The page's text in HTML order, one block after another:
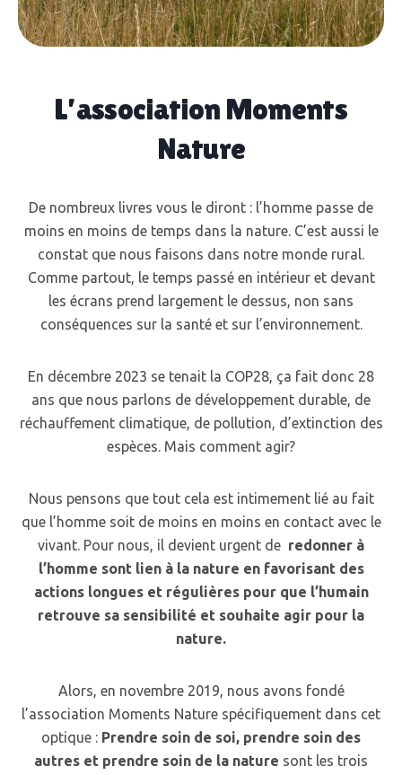
L’association Moments
Nature
De nombreux livres vous le diront : l’homme passe de
moins en moins de temps dans la nature. C’est aussi le
constat que nous faisons dans notre monde rural.
Comme partout, le temps passé en intérieur et devant
les écrans prend largement le dessus, non sans
conséquences sur la santé et sur l’environnement.
En décembre 2023 se tenait la COP28, ça fait donc 28
ans que nous parlons de développement durable, de
réchauffement climatique, de pollution, d’extinction des
espèces. Mais comment agir?
Nous pensons que tout cela est intimement lié au fait
que l’homme soit de moins en moins en contact avec le
vivant. Pour nous, il devient urgent de redonner à
l’homme sont lien à la nature en favorisant des
actions longues et régulières pour que l’humain
retrouve sa sensibilité et souhaite agir pour la
nature.
Alors, en novembre 2019, nous avons fondé
l’association Moments Nature spécifiquement dans cet
optique : Prendre soin de soi, prendre soin des
autres et prendre soin de la nature sont les trois